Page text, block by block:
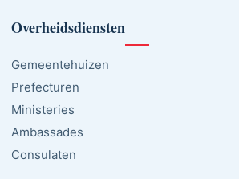
Overheidsdiensten
Gemeentehuizen
Prefecturen
Ministeries
Ambassades
Consulaten